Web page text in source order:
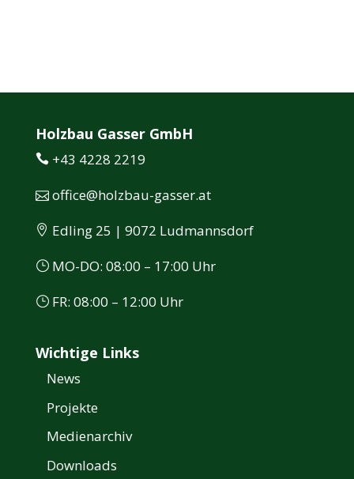
Holzbau Gasser GmbH
+43 4228 2219
office@holzbau-gasser.at
Edling 25 | 9072 Ludmannsdorf
MO-DO: 08:00 – 17:00 Uhr
FR: 08:00 – 12:00 Uhr
Wichtige Links
News
Projekte
Medienarchiv
Downloads